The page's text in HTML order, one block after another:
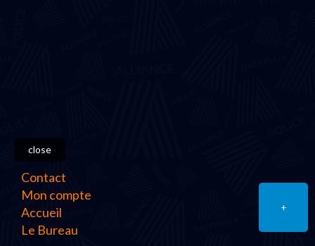
+
close
Contact
Mon compte
Accueil
Le Bureau